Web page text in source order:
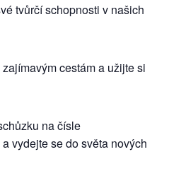
tvůrčí schopnosti v našich
cestám a užijte si
na čísle
vydejte se do světa nových